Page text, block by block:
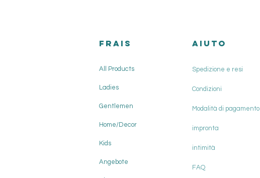
FRAIS
All Products
Ladies
Gentlemen
Home/Decor
Kids
Angebote
AIUTO
Spedizione e resi
Condizioni
Modalità di pagamento
impronta
intimità
FAQ